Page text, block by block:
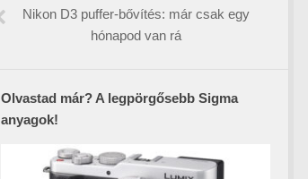
Nikon D3 puffer-bővítés: már csak egy
hónapod van rá
Olvastad már? A legpörgősebb Sigma
anyagok!